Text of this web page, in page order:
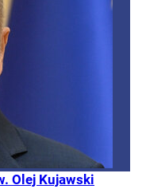
Olej Kujawski